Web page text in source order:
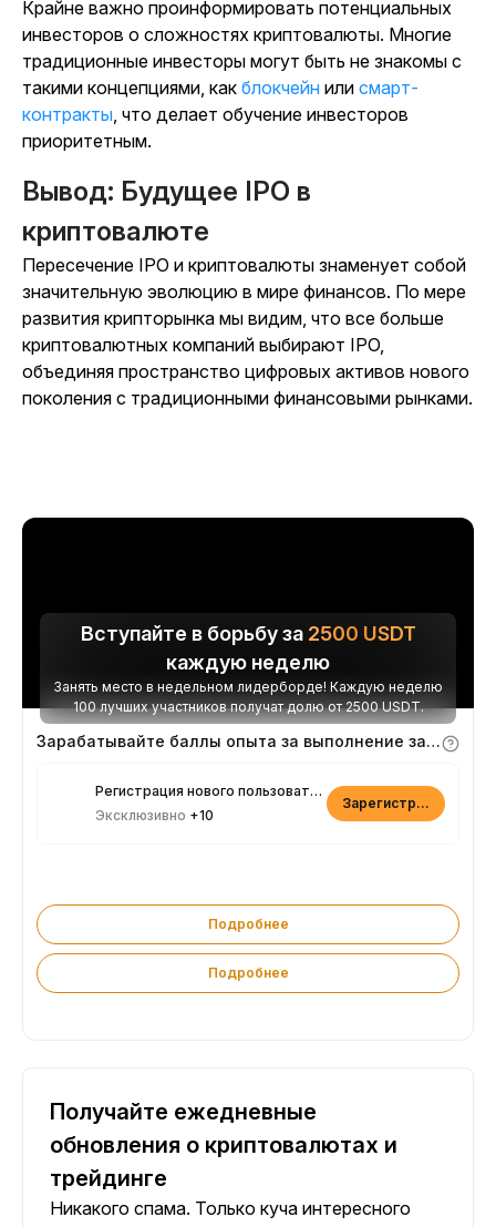
Крайне важно проинформировать потенциальных
инвесторов о сложностях криптовалюты. Многие
традиционные инвесторы могут быть не знакомы с
такими концепциями, как блокчейн или смарт-
контракты, что делает обучение инвесторов
приоритетным.
Вывод: Будущее IPO в
криптовалюте
Пересечение IPO и криптовалюты знаменует собой
значительную эволюцию в мире финансов. По мере
развития крипторынка мы видим, что все больше
криптовалютных компаний выбирают IPO,
объединяя пространство цифровых активов нового
поколения с традиционными финансовыми рынками.
Вступайте в борьбу за 2500 USDT
каждую неделю
Занять место в недельном лидерборде! Каждую неделю
100 лучших участников получат долю от 2500 USDT.
Зарабатывайте баллы опыта за выполнение заданий
Регистрация нового пользователя
Эксклюзивно +10
Зарегистрироваться
Подробнее
Подробнее
Получайте ежедневные
обновления о криптовалютах и
трейдинге
Никакого спама. Только куча интересного